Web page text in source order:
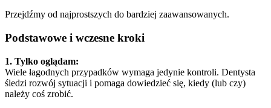
Przejdźmy od najprostszych do bardziej zaawansowanych.
Podstawowe i wczesne kroki
1. Tylko oglądam:
Wiele łagodnych przypadków wymaga jedynie kontroli. Dentysta
śledzi rozwój sytuacji i pomaga dowiedzieć się, kiedy (lub czy)
należy coś zrobić.